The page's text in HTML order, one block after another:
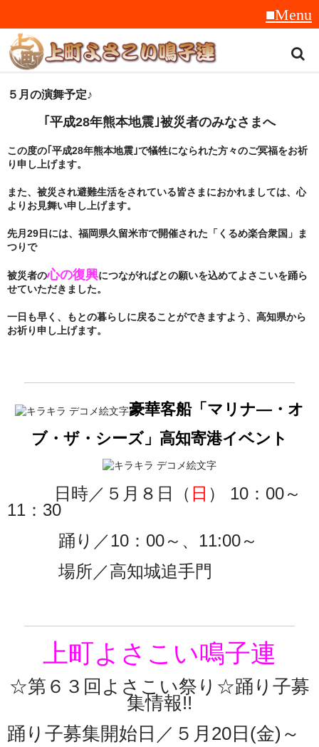
トップ
スタッフ紹介
受賞履歴
音楽
衣装
地方車
上町Tシャツ
お問合せ
スタッフブログ
５月の演舞予定♪
｢平成28年熊本地震｣被災者のみなさまへ
この度の｢平成28年熊本地震｣で犠牲になられた方々のご冥福をお祈
り申し上げます。
また、被災され避難生活をされている皆さまにおかれましては、心
よりお見舞い申し上げます。
先月29日には、福岡県久留米市で開催された「くるめ楽合衆国」ま
つりで
被災者の心の復興につながればとの願いを込めてよさこいを踊ら
せていただきました。
一日も早く、もとの暮らしに戻ることができますよう、高知県から
お祈り申し上げます。
豪華客船「マリナ―・オ
ブ・ザ・シーズ」高知寄港イベント
日時／５月８日（ 日 ） 10：00～
11：30
踊り／10：00～、11:00～
場所／高知城追手門
上町よさこい鳴子連
☆第６３回よさこい祭り☆踊り子募
集情報!!
踊り子募集開始日／５月20日(金)～